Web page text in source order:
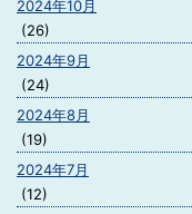
2024年10月
(26)
2024年9月
(24)
2024年8月
(19)
2024年7月
(12)